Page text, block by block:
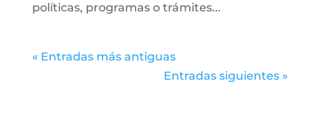
políticas, programas o trámites...
« Entradas más antiguas
Entradas siguientes »